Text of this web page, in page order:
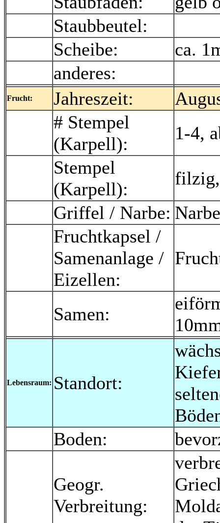
Staubbeutel:
Scheibe:
ca.
anderes:
Frucht: Jahreszeit:
# Stempel
(Karpell):
1-4,
Stempel
(Karpell):
filzig,
Griffel / Narbe:
Fruchtkapsel /
Samenanlage /
Eizellen:
Samen:
Lebensraum: Standort:
Boden:
Geogr.
Verbreitung: